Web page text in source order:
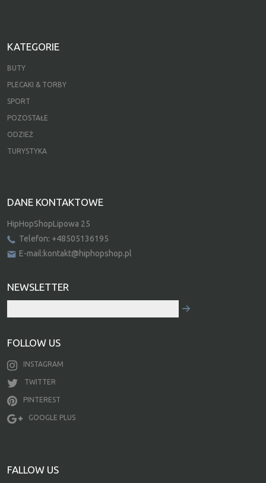
KATEGORIE
BUTY
PLECAKI & TORBY
SPORT
POZOSTAŁE
ODZIEŻ
TURYSTYKA
DANE KONTAKTOWE
HipHopShopLipowa 25
Telefon: +48505136195
E-mail:kontakt@hiphopshop.pl
NEWSLETTER
FOLLOW US
INSTAGRAM
TWITTER
PINTEREST
GOOGLE PLUS
FALLOW US